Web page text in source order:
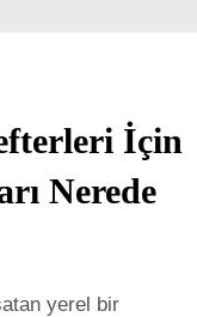
İçin
Nerede
yerel bir